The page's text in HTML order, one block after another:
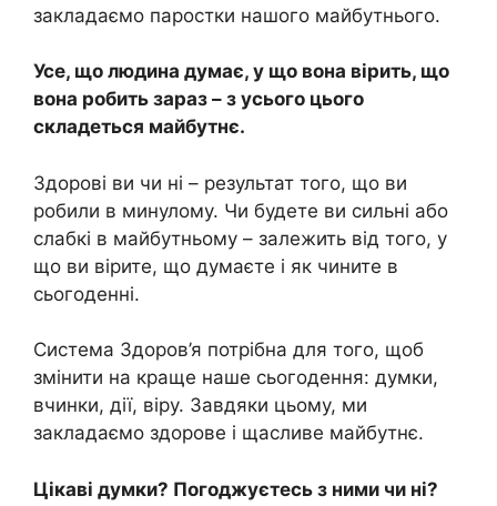
закладаємо паростки нашого майбутнього.
Усе, що людина думає, у що вона вірить, що
вона робить зараз – з усього цього
складеться майбутнє.
Здорові ви чи ні – результат того, що ви
робили в минулому. Чи будете ви сильні або
слабкі в майбутньому – залежить від того, у
що ви вірите, що думаєте і як чините в
сьогоденні.
Система Здоров’я потрібна для того, щоб
змінити на краще наше сьогодення: думки,
вчинки, дії, віру. Завдяки цьому, ми
закладаємо здорове і щасливе майбутнє.
Цікаві думки? Погоджуєтесь з ними чи ні?